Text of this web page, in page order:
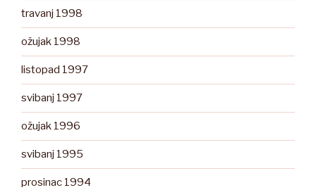
travanj 1998
ožujak 1998
listopad 1997
svibanj 1997
ožujak 1996
svibanj 1995
prosinac 1994